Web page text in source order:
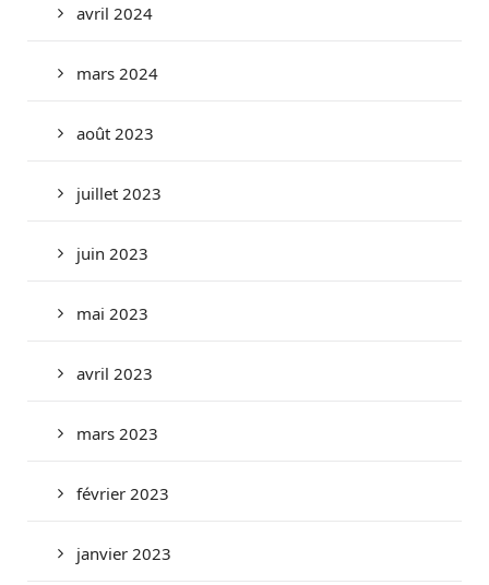
avril 2024
mars 2024
août 2023
juillet 2023
juin 2023
mai 2023
avril 2023
mars 2023
février 2023
janvier 2023